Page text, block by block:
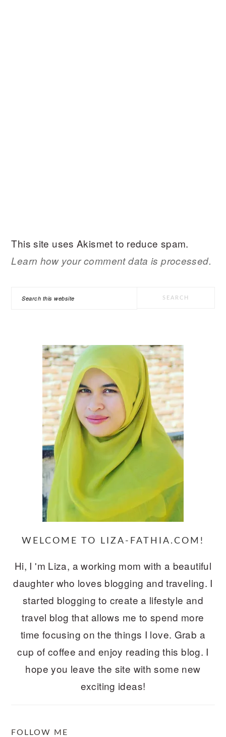
This site uses Akismet to reduce spam.
Learn how your comment data is processed.
Search
WELCOME TO LIZA-FATHIA.COM!
Hi, I 'm Liza, a working mom with a beautiful
daughter who loves blogging and traveling. I
started blogging to create a lifestyle and
travel blog that allows me to spend more
time focusing on the things I love. Grab a
cup of coffee and enjoy reading this blog. I
hope you leave the site with some new
exciting ideas!
FOLLOW ME